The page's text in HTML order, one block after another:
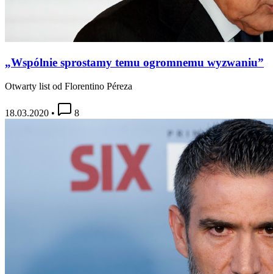
„Wspólnie sprostamy temu ogromnemu wyzwaniu”
Otwarty list od Florentino Péreza
18.03.2020 • 8